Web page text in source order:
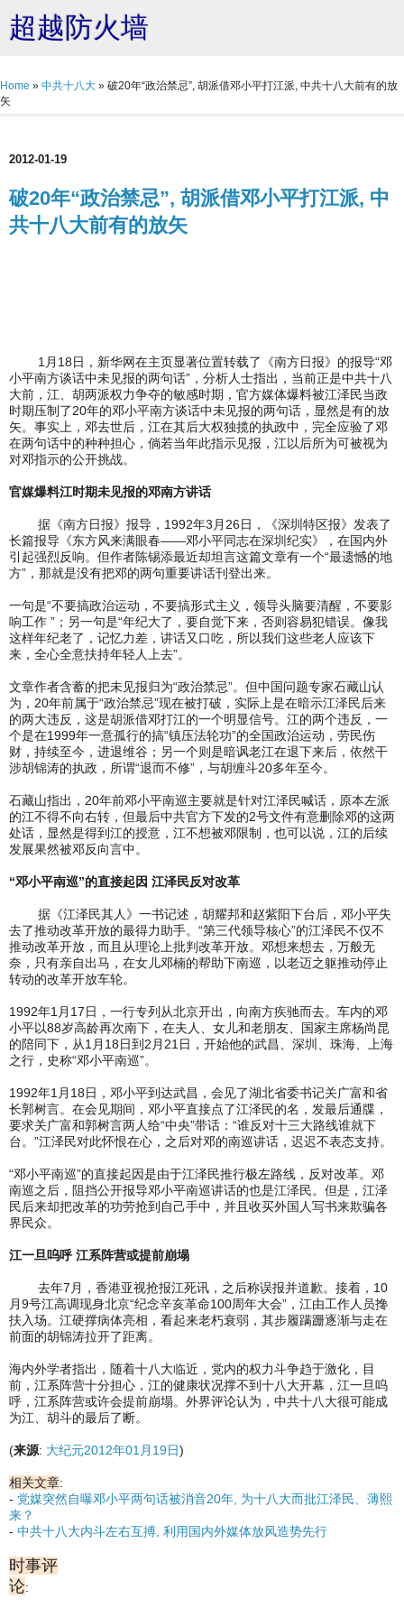
超越防火墙
Home » 中共十八大 » 破20年“政治禁忌”, 胡派借邓小平打江派, 中共十八大前有的放
矢
2012-01-19
破20年“政治禁忌”, 胡派借邓小平打江派, 中
共十八大前有的放矢
1月18日，新华网在主页显著位置转载了《南方日报》的报导“邓
小平南方谈话中未见报的两句话”，分析人士指出，当前正是中共十八
大前，江、胡两派权力争夺的敏感时期，官方媒体爆料被江泽民当政
时期压制了20年的邓小平南方谈话中未见报的两句话，显然是有的放
矢。事实上，邓去世后，江在其后大权独揽的执政中，完全应验了邓
在两句话中的种种担心，倘若当年此指示见报，江以后所为可被视为
对邓指示的公开挑战。
官媒爆料江时期未见报的邓南方讲话
据《南方日报》报导，1992年3月26日，《深圳特区报》发表了
长篇报导《东方风来满眼春——邓小平同志在深圳纪实》，在国内外
引起强烈反响。但作者陈锡添最近却坦言这篇文章有一个“最遗憾的地
方”，那就是没有把邓的两句重要讲话刊登出来。
一句是“不要搞政治运动，不要搞形式主义，领导头脑要清醒，不要影
响工作 ”；另一句是“年纪大了，要自觉下来，否则容易犯错误。像我
这样年纪老了，记忆力差，讲话又口吃，所以我们这些老人应该下
来，全心全意扶持年轻人上去”。
文章作者含蓄的把未见报归为“政治禁忌”。但中国问题专家石藏山认
为，20年前属于“政治禁忌”现在被打破，实际上是在暗示江泽民后来
的两大违反，这是胡派借邓打江的一个明显信号。江的两个违反，一
个是在1999年一意孤行的搞“镇压法轮功”的全国政治运动，劳民伤
财，持续至今，进退维谷；另一个则是暗讽老江在退下来后，依然干
涉胡锦涛的执政，所谓“退而不修”，与胡缠斗20多年至今。
石藏山指出，20年前邓小平南巡主要就是针对江泽民喊话，原本左派
的江不得不向右转，但最后中共官方下发的2号文件有意删除邓的这两
处话，显然是得到江的授意，江不想被邓限制，也可以说，江的后续
发展果然被邓反向言中。
“邓小平南巡”的直接起因 江泽民反对改革
据《江泽民其人》一书记述，胡耀邦和赵紫阳下台后，邓小平失
去了推动改革开放的最得力助手。“第三代领导核心”的江泽民不仅不
推动改革开放，而且从理论上批判改革开放。邓想来想去，万般无
奈，只有亲自出马，在女儿邓楠的帮助下南巡，以老迈之躯推动停止
转动的改革开放车轮。
1992年1月17日，一行专列从北京开出，向南方疾驰而去。车内的邓
小平以88岁高龄再次南下，在夫人、女儿和老朋友、国家主席杨尚昆
的陪同下，从1月18日到2月21日，开始他的武昌、深圳、珠海、上海
之行，史称“邓小平南巡”。
1992年1月18日，邓小平到达武昌，会见了湖北省委书记关广富和省
长郭树言。在会见期间，邓小平直接点了江泽民的名，发最后通牒，
要求关广富和郭树言两人给“中央”带话：“谁反对十三大路线谁就下
台。”江泽民对此怀恨在心，之后对邓的南巡讲话，迟迟不表态支持。
“邓小平南巡”的直接起因是由于江泽民推行极左路线，反对改革。邓
南巡之后，阻挡公开报导邓小平南巡讲话的也是江泽民。但是，江泽
民后来却把改革的功劳抢到自己手中，并且收买外国人写书来欺骗各
界民众。
江一旦呜呼 江系阵营或提前崩塌
去年7月，香港亚视抢报江死讯，之后称误报并道歉。接着，10
月9号江高调现身北京“纪念辛亥革命100周年大会”，江由工作人员搀
扶入场。江硬撑病体亮相，看起来老朽衰弱，其步履蹒跚逐渐与走在
前面的胡锦涛拉开了距离。
海内外学者指出，随着十八大临近，党内的权力斗争趋于激化，目
前，江系阵营十分担心，江的健康状况撑不到十八大开幕，江一旦呜
呼，江系阵营或许会提前崩塌。外界评论认为，中共十八大很可能成
为江、胡斗的最后了断。
(来源: 大纪元2012年01月19日)
相关文章:
- 党媒突然自曝邓小平两句话被消音20年, 为十八大而批江泽民、薄熙
来？
- 中共十八大内斗左右互搏, 利用国内外媒体放风造势先行
时事评
论: